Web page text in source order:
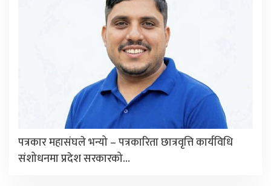
पत्रकार महासंघले भन्यो – पत्रकारिता छात्रवृत्ति कार्यविधि
संशोधनमा प्रदेश सरकारको…